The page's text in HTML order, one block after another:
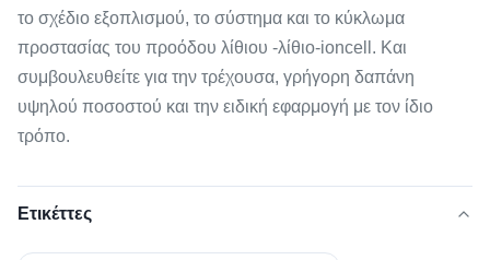
το σχέδιο εξοπλισμού, το σύστημα και το κύκλωμα
προστασίας του προόδου λίθιου -λίθιο-ioncell. Και
συμβουλευθείτε για την τρέχουσα, γρήγορη δαπάνη
υψηλού ποσοστού και την ειδική εφαρμογή με τον ίδιο
τρόπο.
Ετικέττες